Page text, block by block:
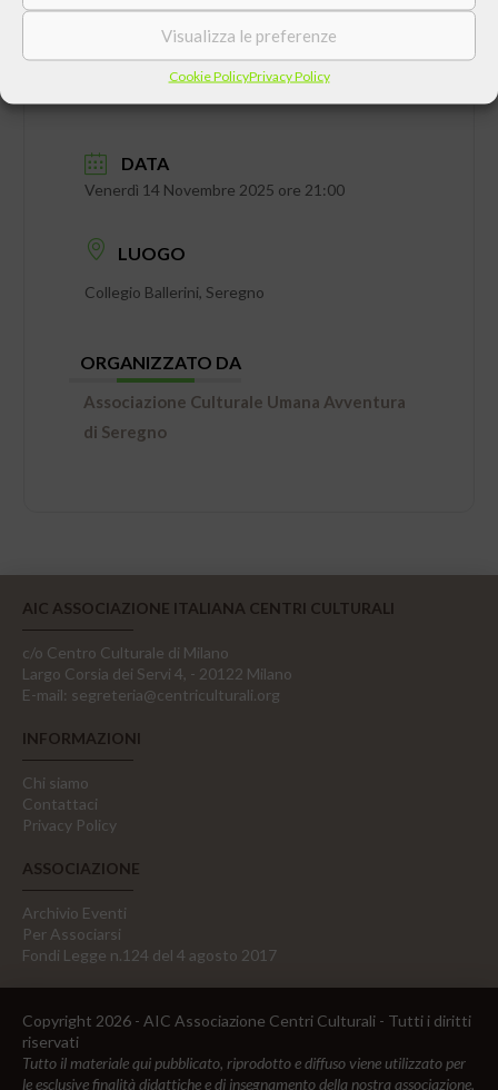
Visualizza le preferenze
Cookie PolicyPrivacy Policy
DATA
Venerdì 14 Novembre 2025 ore 21:00
LUOGO
Collegio Ballerini, Seregno
ORGANIZZATO DA
Associazione Culturale Umana Avventura
di Seregno
AIC ASSOCIAZIONE ITALIANA CENTRI CULTURALI
c/o Centro Culturale di Milano
Largo Corsia dei Servi 4, - 20122 Milano
E-mail: segreteria@centriculturali.org
INFORMAZIONI
Chi siamo
Contattaci
Privacy Policy
ASSOCIAZIONE
Archivio Eventi
Per Associarsi
Fondi Legge n.124 del 4 agosto 2017
Copyright 2026 - AIC Associazione Centri Culturali - Tutti i diritti
riservati
Tutto il materiale qui pubblicato, riprodotto e diffuso viene utilizzato per
le esclusive finalità didattiche e di insegnamento della nostra associazione,